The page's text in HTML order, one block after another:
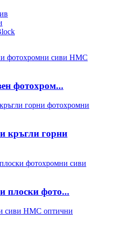
фотохром...
кръгли горни
плоски фото...